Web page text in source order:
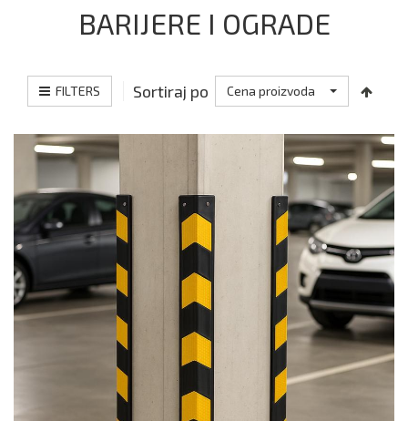
BARIJERE I OGRADE
FILTERS Sortiraj po Cena proizvoda